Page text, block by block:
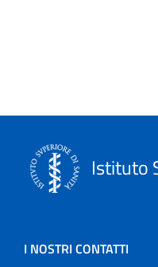
Istituto
I NOSTRI CONTATTI